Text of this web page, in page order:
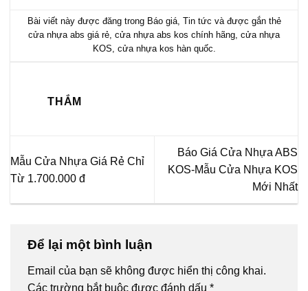
Bài viết này được đăng trong Báo giá, Tin tức và được gắn thẻ
cửa nhựa abs giá rẻ, cửa nhựa abs kos chính hãng, cửa nhựa
KOS, cửa nhựa kos hàn quốc.
THẮM
Mẫu Cửa Nhựa Giá Rẻ Chỉ
Từ 1.700.000 đ
Báo Giá Cửa Nhựa ABS
KOS-Mẫu Cửa Nhựa KOS
Mới Nhất
Để lại một bình luận
Email của bạn sẽ không được hiển thị công khai.
Các trường bắt buộc được đánh dấu *